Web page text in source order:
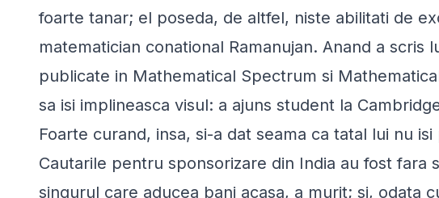
foarte tanar; el poseda, de altfel, niste abilitati de
matematician conational Ramanujan. Anand a scris
publicate in Mathematical Spectrum si
sa isi implineasca visul: a ajuns student la
Foarte curand, insa, si-a dat seama ca tatal lui nu
Cautarile pentru sponsorizare din India au fost fara
singurul care aducea bani acasa, a murit; si, odata